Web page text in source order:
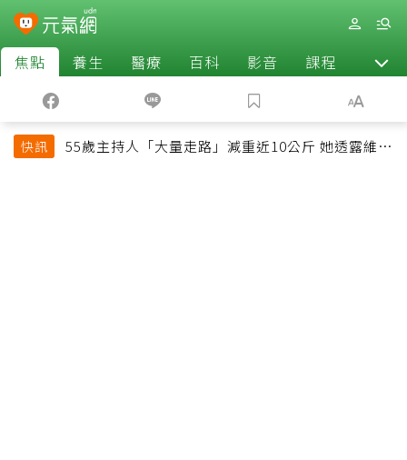
焦點 養生 醫療 百科 影音 課程 退休
快訊
55歲主持人「大量走路」減重近10公斤 她透露維持